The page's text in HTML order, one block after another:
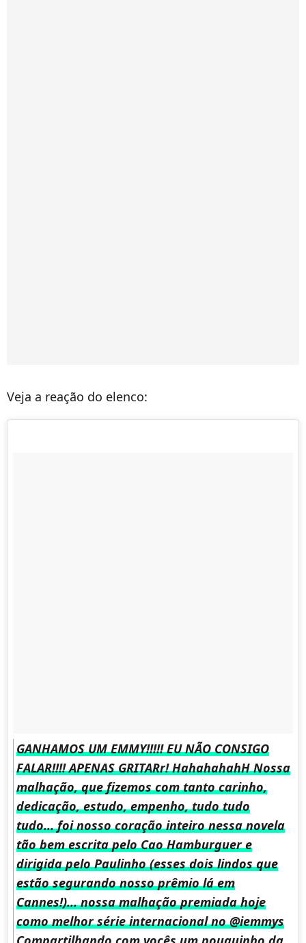
Veja a reação do elenco:
GANHAMOS UM EMMY!!!!! EU NÃO CONSIGO
FALAR!!!! APENAS GRITARr! HahahahahH Nossa
malhação, que fizemos com tanto carinho,
dedicação, estudo, empenho, tudo tudo
tudo... foi nosso coração inteiro nessa novela
tão bem escrita pelo Cao Hamburguer e
dirigida pelo Paulinho (esses dois lindos que
estão segurando nosso prêmio lá em
Cannes!)... nossa malhação premiada hoje
como melhor série internacional no @iemmys